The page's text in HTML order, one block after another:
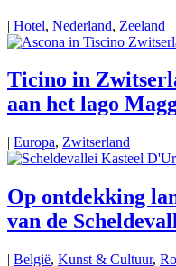
| Hotel, Nederland, Zeeland
Ticino in
aan het lago
| Europa, Zwitserland
Op ontdekking
van de
| België, Kunst & Cultuur,